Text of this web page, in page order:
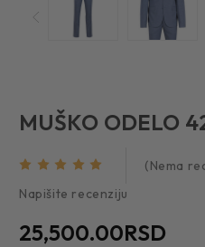
MUŠKO ODELO
(Nema
Napišite recenziju
25,500.00RSD